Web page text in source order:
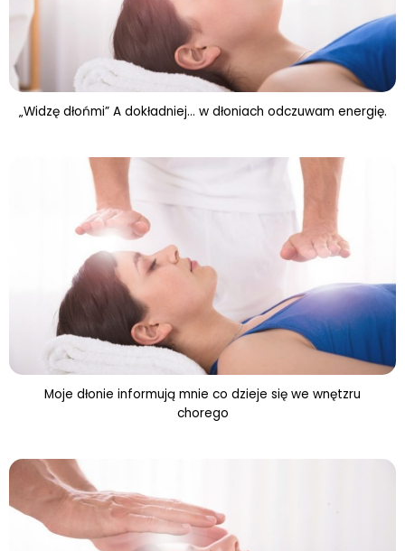
„Widzę dłońmi” A dokładniej… w dłoniach odczuwam energię.
Moje dłonie informują mnie co dzieje się we wnętzru
chorego